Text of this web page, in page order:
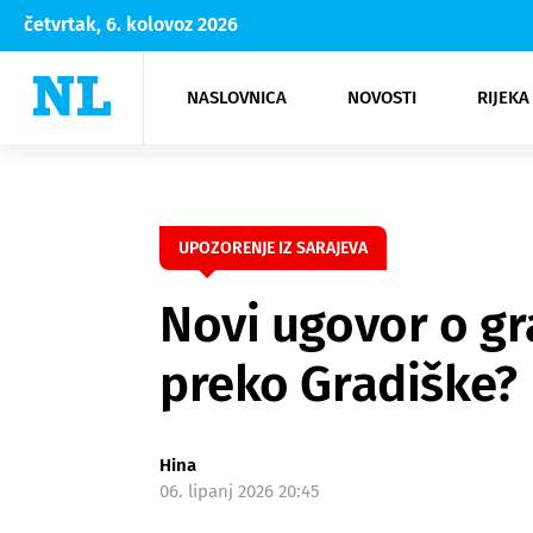
četvrtak, 6. kolovoz 2026
NASLOVNICA NOVOSTI
Rijeka Opatija
NK
Moda
Kultura
UPOZORENJE IZ SARAJEVA
Novi ugovor o
preko Gradiške?
Hina
06. lipanj 2026 20:45